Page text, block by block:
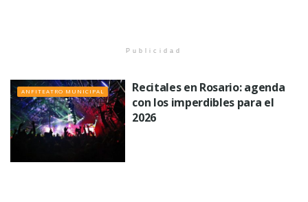
Publicidad
ANFITEATRO MUNICIPAL
Recitales en Rosario: agenda
con los imperdibles para el
2026